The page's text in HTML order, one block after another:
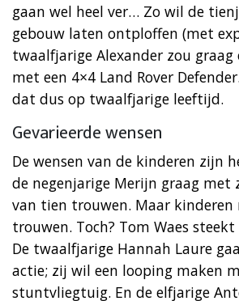
gaan wel heel ver… Zo wil de
gebouw laten ontploffen (met
twaalfjarige Alexander zou
met een 4×4 Land Rover
dat dus op twaalfjarige leeftijd.
Gevarieerde wensen
De wensen van de kinderen zijn
de negenjarige Merijn graag met
van tien trouwen. Maar kinderen
trouwen. Toch? Tom Waes
De twaalfjarige Hannah Laure
actie; zij wil een looping maken
stuntvliegtuig. En de elfjarige